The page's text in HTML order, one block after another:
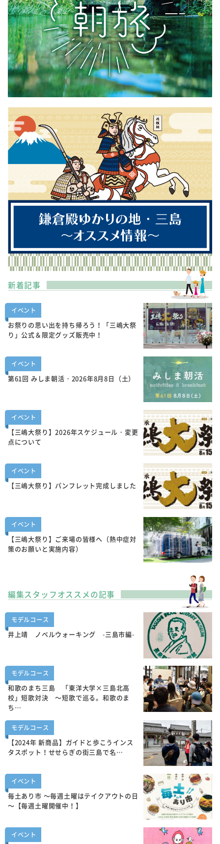
新着記事
イベント
お祭りの思い出を持ち帰ろう！「三嶋大祭
り」公式＆限定グッズ販売中！
イベント
第61回 みしま朝活・2026年8月8日（土）
イベント
【三嶋大祭り】2026年スケジュール・変更
点について
イベント
【三嶋大祭り】パンフレット完成しました
イベント
【三嶋大祭り】ご来場の皆様へ（熱中症対
策のお願いと実施内容）
編集スタッフオススメの記事
モデルコース
井上靖 ノベルウォーキング -三島市編-
モデルコース
和歌のまち三島 「東洋大学×三島北高
校」短歌対決 ～短歌で巡る。和歌のま
ち…
モデルコース
【2024年 新商品】ガイドと歩こうインス
タスポット！せせらぎの街三島で名…
イベント
毎土あり市 ～毎週土曜はテイクアウトの日
～【毎週土曜開催中！】
イベント